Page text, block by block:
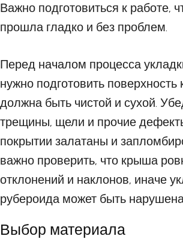
Важно подготовиться к работе,
прошла гладко и без проблем.
Перед началом процесса
нужно подготовить
должна быть чистой и сухой.
трещины, щели и прочие
покрытии залатаны и
важно проверить, что крыша
отклонений и наклонов, иначе
рубероида может быть
Выбор материала